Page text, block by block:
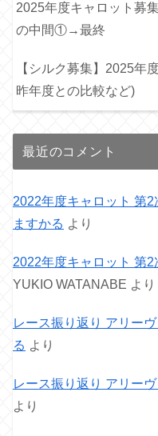
2025年度キャロット募
の中間①→最終
【シルク募集】2025年
昨年度との比較など)
最近のコメント
2022年度キャロット 第
ますかる より
2022年度キャロット 第
YUKIO WATANABE より
レース振り返り アリー
る より
レース振り返り アリー
より